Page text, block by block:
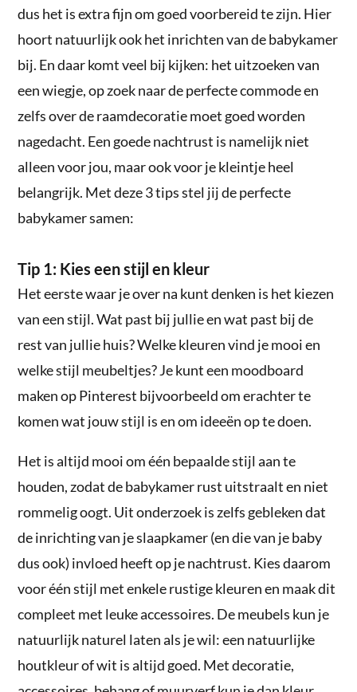
dus het is extra fijn om goed voorbereid te zijn. Hier
hoort natuurlijk ook het inrichten van de babykamer
bij. En daar komt veel bij kijken: het uitzoeken van
een wiegje, op zoek naar de perfecte commode en
zelfs over de raamdecoratie moet goed worden
nagedacht. Een goede nachtrust is namelijk niet
alleen voor jou, maar ook voor je kleintje heel
belangrijk. Met deze 3 tips stel jij de perfecte
babykamer samen:
Tip 1: Kies een stijl en kleur
Het eerste waar je over na kunt denken is het kiezen
van een stijl. Wat past bij jullie en wat past bij de
rest van jullie huis? Welke kleuren vind je mooi en
welke stijl meubeltjes? Je kunt een moodboard
maken op Pinterest bijvoorbeeld om erachter te
komen wat jouw stijl is en om ideeën op te doen.
Het is altijd mooi om één bepaalde stijl aan te
houden, zodat de babykamer rust uitstraalt en niet
rommelig oogt. Uit onderzoek is zelfs gebleken dat
de inrichting van je slaapkamer (en die van je baby
dus ook) invloed heeft op je nachtrust. Kies daarom
voor één stijl met enkele rustige kleuren en maak dit
compleet met leuke accessoires. De meubels kun je
natuurlijk naturel laten als je wil: een natuurlijke
houtkleur of wit is altijd goed. Met decoratie,